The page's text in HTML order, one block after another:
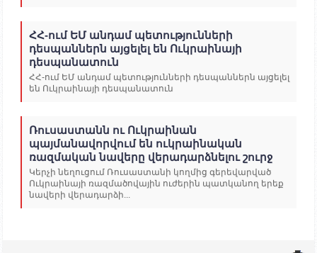
ՀՀ-ում ԵՄ անդամ պետությունների
դեսպաններն այցելել են Ուկրաինայի
դեսպանատուն
ՀՀ-ում ԵՄ անդամ պետությունների դեսպաններն այցելել
են Ուկրաինայի դեսպանատուն
Ռուսաստանն ու Ուկրաինան
պայմանավորվում են ուկրաինական
ռազմական նավերը վերադարձնելու շուրջ
Կերչի նեղուցում Ռուսաստանի կողմից գերեվարված
Ուկրաինայի ռազմածովային ուժերին պատկանող երեք
նավերի վերադարձի...